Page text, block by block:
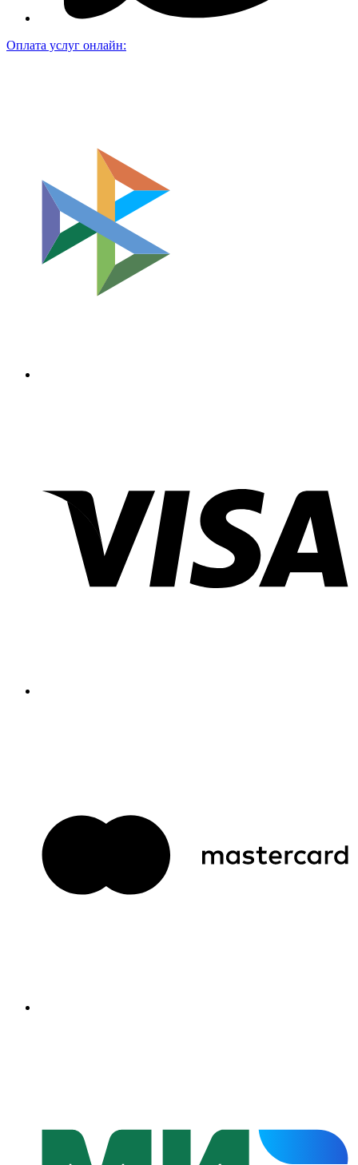
Оплата услуг онлайн: